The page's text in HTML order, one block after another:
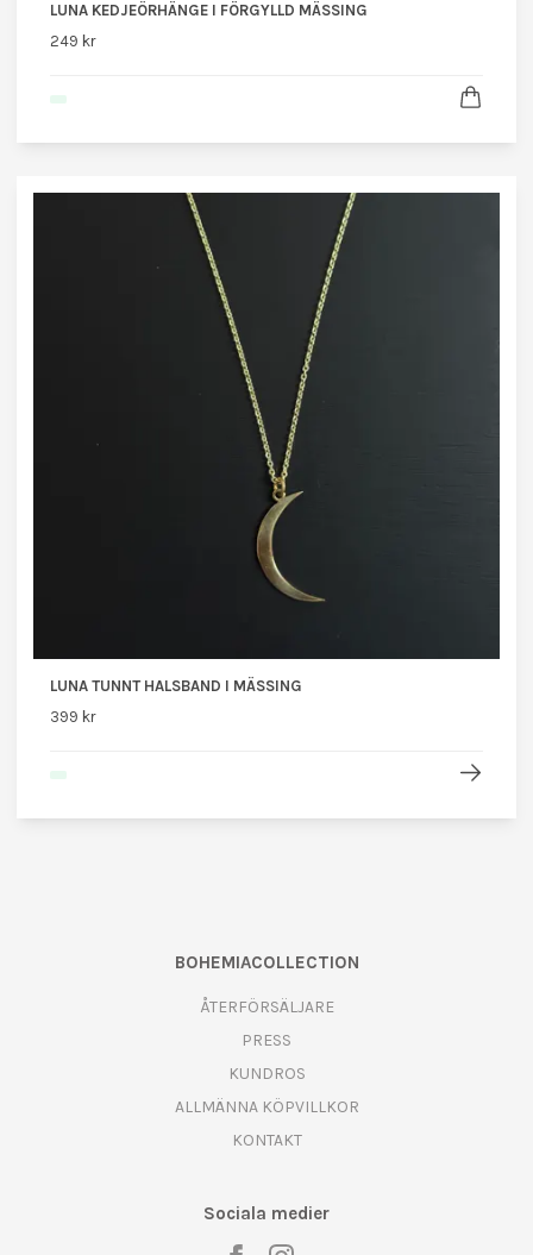
LUNA KEDJEÖRHÄNGE I FÖRGYLLD MÄSSING
249 kr
LUNA TUNNT HALSBAND I MÄSSING
399 kr
BOHEMIACOLLECTION
ÅTERFÖRSÄLJARE
PRESS
KUNDROS
ALLMÄNNA KÖPVILLKOR
KONTAKT
Sociala medier